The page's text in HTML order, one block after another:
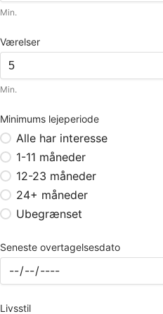
Min.
Værelser
Min.
Minimums lejeperiode
Alle har interesse
1-11 måneder
12-23 måneder
24+ måneder
Ubegrænset
Seneste overtagelsesdato
Livsstil